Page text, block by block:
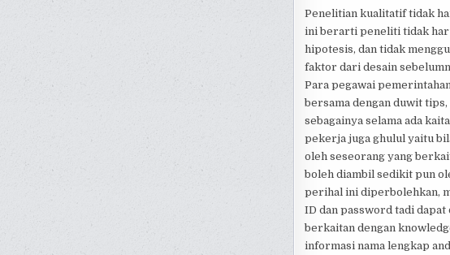
Penelitian kualitatif tidak
ini berarti peneliti tidak
hipotesis, dan tidak
faktor dari desain
Para pegawai
bersama dengan duwit
sebagainya selama ada
pekerja juga ghulul yaitu
oleh seseorang yang
boleh diambil sedikit pun
perihal ini diperbolehkan,
ID dan password tadi
berkaitan dengan
informasi nama lengkap